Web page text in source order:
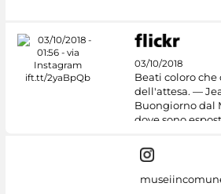
03/10/2018
Beati coloro
dell'attesa. —
Buongiorno dal
dove sono